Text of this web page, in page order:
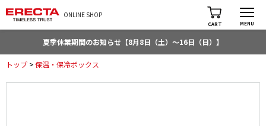
ONLINE SHOP
CART MENU
夏季休業期間のお知らせ【8月8日（土）～16日（日）】
トップ >保温・保冷ボックス